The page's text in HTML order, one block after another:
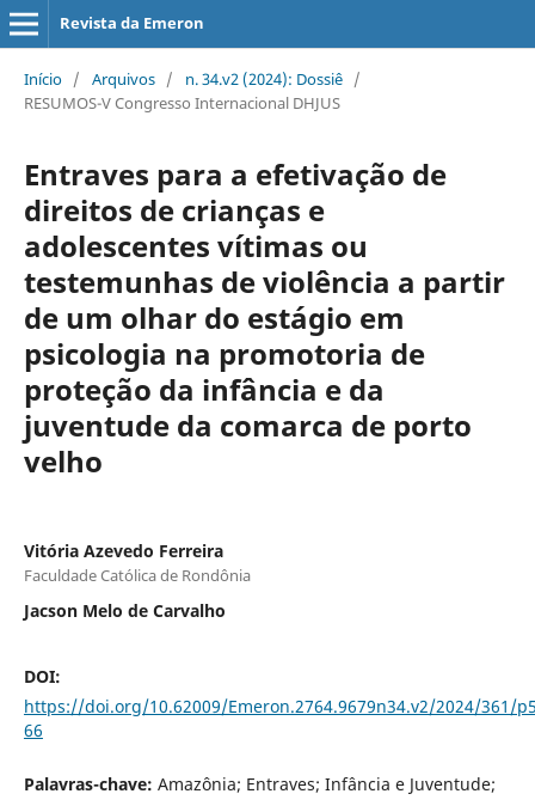
Revista da Emeron
Início / Arquivos / n. 34.v2 (2024): Dossiê /
RESUMOS-V Congresso Internacional DHJUS
Entraves para a efetivação de
direitos de crianças e
adolescentes vítimas ou
testemunhas de violência a partir
de um olhar do estágio em
psicologia na promotoria de
proteção da infância e da
juventude da comarca de porto
velho
Vitória Azevedo Ferreira
Faculdade Católica de Rondônia
Jacson Melo de Carvalho
DOI:
https://doi.org/10.62009/Emeron.2764.9679n34.v2/2024/361/
66
Palavras-chave: Amazônia; Entraves; Infância e Juventude;